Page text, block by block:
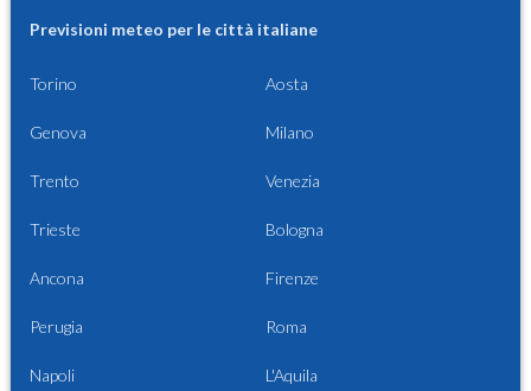
Previsioni meteo per le città italiane
Torino Aosta
Genova Milano
Trento Venezia
Trieste Bologna
Ancona Firenze
Perugia Roma
Napoli L'Aquila